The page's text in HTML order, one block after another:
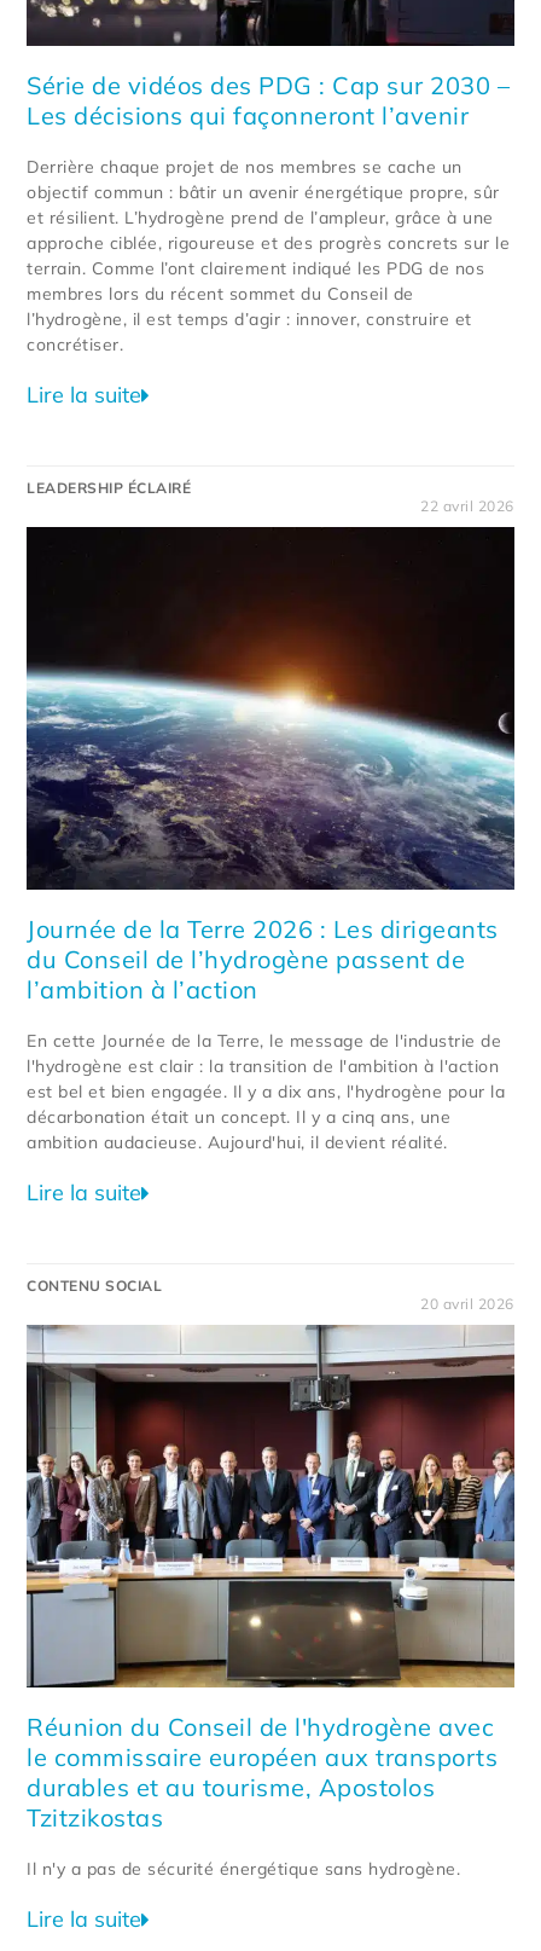
Série de vidéos des PDG : Cap sur 2030 –
Les décisions qui façonneront l’avenir
Derrière chaque projet de nos membres se cache un
objectif commun : bâtir un avenir énergétique propre, sûr
et résilient. L’hydrogène prend de l’ampleur, grâce à une
approche ciblée, rigoureuse et des progrès concrets sur le
terrain. Comme l’ont clairement indiqué les PDG de nos
membres lors du récent sommet du Conseil de
l’hydrogène, il est temps d’agir : innover, construire et
concrétiser.
Lire la suite
LEADERSHIP ÉCLAIRÉ
22 avril 2026
Journée de la Terre 2026 : Les dirigeants
du Conseil de l’hydrogène passent de
l’ambition à l’action
En cette Journée de la Terre, le message de l'industrie de
l'hydrogène est clair : la transition de l'ambition à l'action
est bel et bien engagée. Il y a dix ans, l'hydrogène pour la
décarbonation était un concept. Il y a cinq ans, une
ambition audacieuse. Aujourd'hui, il devient réalité.
Lire la suite
CONTENU SOCIAL
20 avril 2026
Réunion du Conseil de l'hydrogène avec
le commissaire européen aux transports
durables et au tourisme, Apostolos
Tzitzikostas
Il n'y a pas de sécurité énergétique sans hydrogène.
Lire la suite